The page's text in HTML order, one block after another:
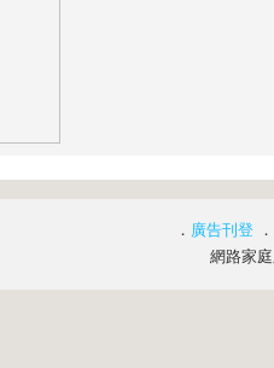
． 廣告刊登 ．
網路家